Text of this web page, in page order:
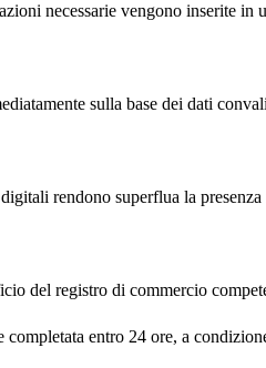
necessarie vengono inserite
sulla base dei dati
rendono superflua la
del registro di commercio
entro 24 ore, a